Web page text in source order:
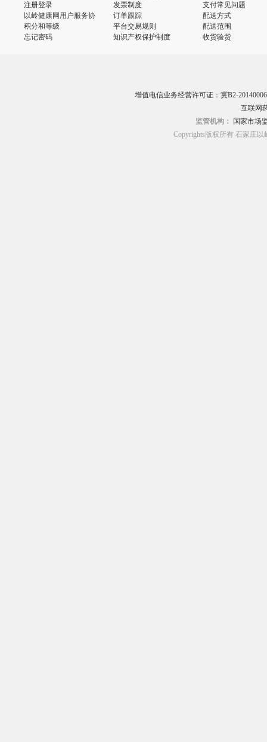
注册登录
以岭健康网用户服务协
议
积分和等级
忘记密码
发票制度
订单跟踪
平台交易规则
知识产权保护制度
支付常见问题
配送方式
配送范围
收货验货
增值电信业务经营许可证：冀B2-20140006
互联网
监管机构：
国家市场
Copyrights版权所有 石家庄